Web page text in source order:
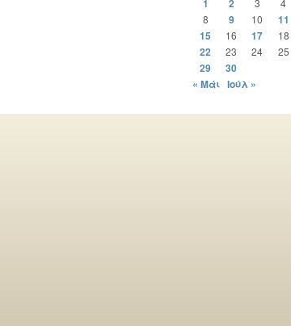
1
2 3 4
8 9 10 11
15 16 17 18
22 23 24 25
29
30
« Μάι Ιούλ »